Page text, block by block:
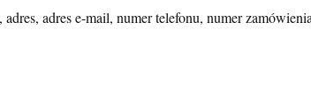
adres e-mail, numer telefonu, numer